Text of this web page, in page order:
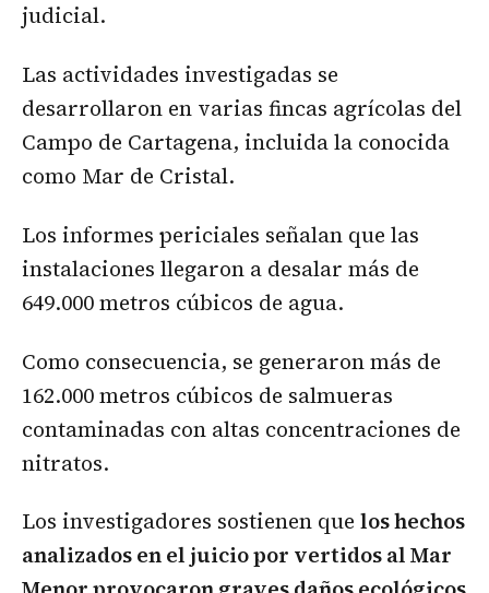
judicial.
Las actividades investigadas se
desarrollaron en varias fincas agrícolas del
Campo de Cartagena, incluida la conocida
como Mar de Cristal.
Los informes periciales señalan que las
instalaciones llegaron a desalar más de
649.000 metros cúbicos de agua.
Como consecuencia, se generaron más de
162.000 metros cúbicos de salmueras
contaminadas con altas concentraciones de
nitratos.
Los investigadores sostienen que los hechos
analizados en el juicio por vertidos al Mar